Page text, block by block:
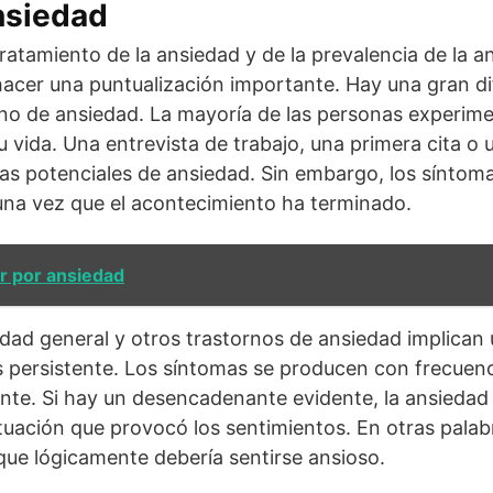
de la ansiedad y de la prevalencia de la
una puntualización importante. Hay una gran
de ansiedad. La mayoría de las personas
vida. Una entrevista de trabajo, una primera cita o
potenciales de ansiedad. Sin embargo, los
vez que el acontecimiento ha terminado.
por ansiedad
general y otros trastornos de ansiedad implican
persistente. Los síntomas se producen con
Si hay un desencadenante evidente, la
que provocó los sentimientos. En otras
lógicamente debería sentirse ansioso.